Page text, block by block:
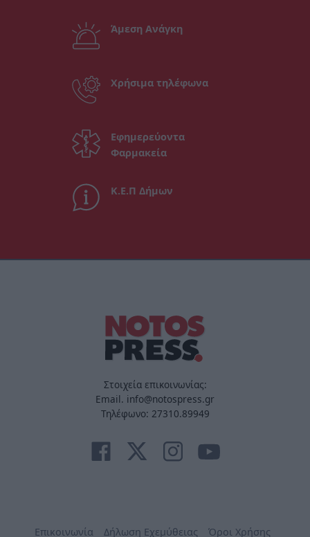
Άμεση Ανάγκη
Χρήσιμα τηλέφωνα
Εφημερεύοντα
Φαρμακεία
Κ.Ε.Π Δήμων
Στοιχεία επικοινωνίας:
Email. info@notospress.gr
Τηλέφωνο: 27310.89949
Επικοινωνία Δήλωση Εχεμύθειας Όροι Χρήσης